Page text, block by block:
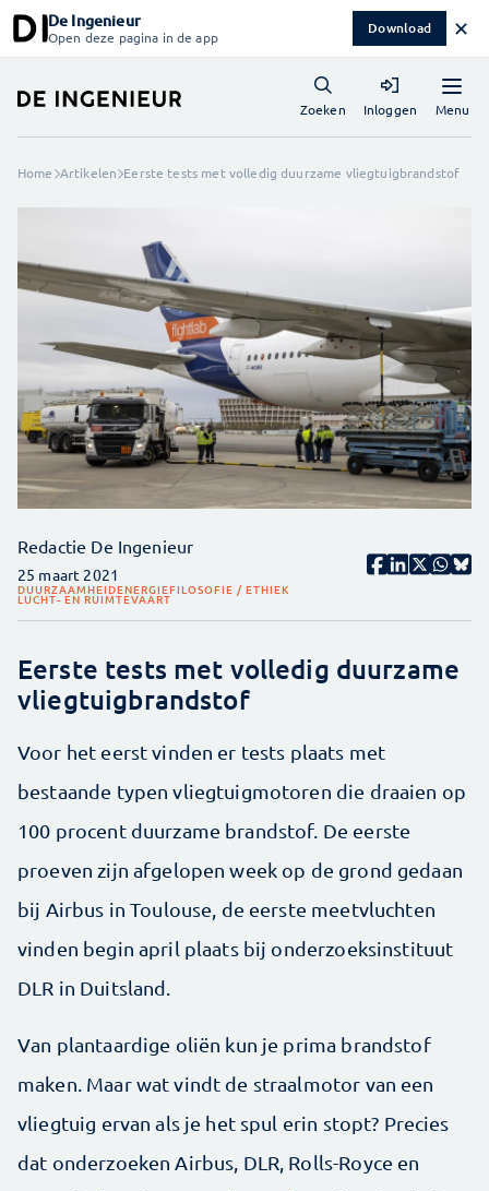
De Ingenieur
Open deze pagina in de app Download ✕
Menu
Zoeken Inloggen
Home Artikelen Eerste tests met volledig duurzame vliegtuigbrandstof
Redactie De Ingenieur
25 maart 2021
DUURZAAMHEIDENERGIEFILOSOFIE / ETHIEK
LUCHT- EN RUIMTEVAART
Eerste tests met volledig duurzame
vliegtuigbrandstof
Voor het eerst vinden er tests plaats met
bestaande typen vliegtuigmotoren die draaien op
100 procent duurzame brandstof. De eerste
proeven zijn afgelopen week op de grond gedaan
bij Airbus in Toulouse, de eerste meetvluchten
vinden begin april plaats bij onderzoeksinstituut
DLR in Duitsland.
Van plantaardige oliën kun je prima brandstof
maken. Maar wat vindt de straalmotor van een
vliegtuig ervan als je het spul erin stopt? Precies
dat onderzoeken Airbus, DLR, Rolls-Royce en